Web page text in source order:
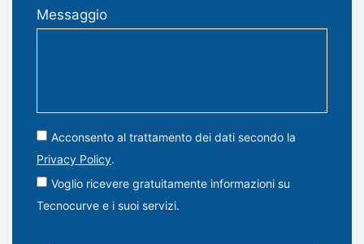
Messaggio
Acconsento al trattamento dei dati secondo la
Privacy Policy
Voglio ricevere gratuitamente informazioni su
Tecnocurve e i suoi servizi.